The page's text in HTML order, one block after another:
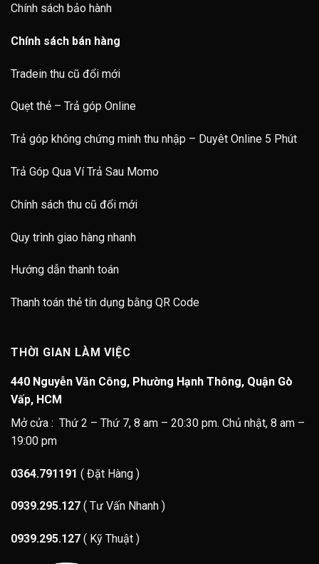
Chính sách bảo hành
Chính sách bán hàng
Tradein thu cũ đổi mới
Quẹt thẻ – Trả góp Online
Trả góp không chứng minh thu nhập – Duyêt Online 5 Phút
Trả Góp Qua Ví Trả Sau Momo
Chính sách thu cũ đổi mới
Quy trình giao hàng nhanh
Hướng dẫn thanh toán
Thanh toán thẻ tín dụng bằng QR Code
THỜI GIAN LÀM VIỆC
440 Nguyễn Văn Công, Phường Hạnh Thông, Quận Gò
Vấp, HCM
Mở cửa : Thứ 2 – Thứ 7, 8 am – 20:30 pm. Chủ nhật, 8 am –
19:00 pm
0364.791191 ( Đặt Hàng )
0939.295.127 ( Tư Vấn Nhanh )
0939.295.127 ( Kỹ Thuật )